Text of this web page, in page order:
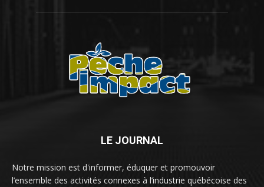
LE JOURNAL
Notre mission est d'informer, éduquer et promouvoir
l’ensemble des activités connexes à l’industrie québécoise des